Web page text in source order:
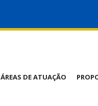
ÁREAS DE ATUAÇÃO